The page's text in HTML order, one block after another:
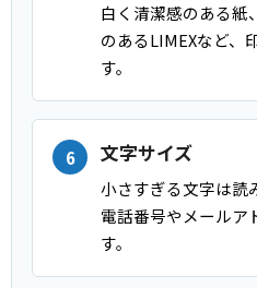
白く清潔感のある紙
のあるLIMEXなど、
す。
文字サイズ
小さすぎる文字は読
電話番号やメールア
す。